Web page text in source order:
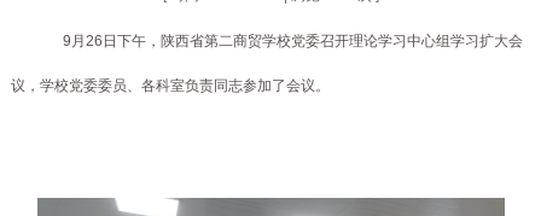
9月26日下午，陕西省第二商贸学校党委召开理论学习中心组学习扩大会
议，学校党委委员、各科室负责同志参加了会议。